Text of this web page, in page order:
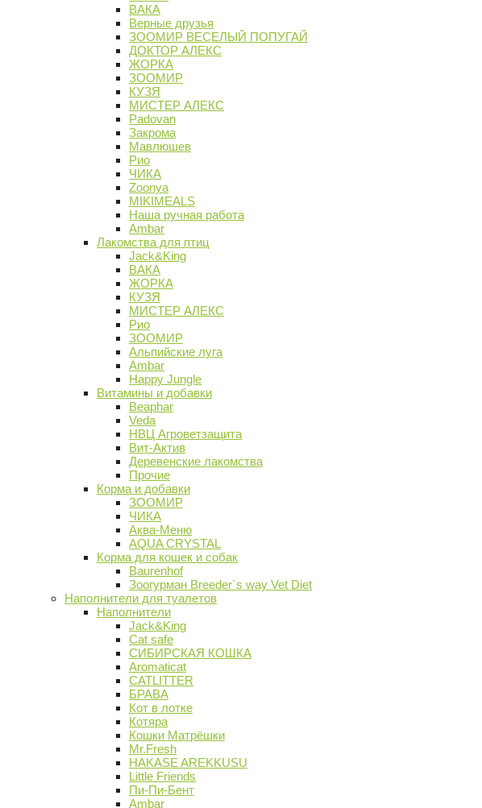
ВАКА
Верные друзья
ЗООМИР ВЕСЕЛЫЙ ПОПУГАЙ
ДОКТОР АЛЕКС
ЖОРКА
ЗООМИР
КУЗЯ
МИСТЕР АЛЕКС
Padovan
Закрома
Мавлюшев
Рио
ЧИКА
Zoonya
MIKIMEALS
Наша ручная работа
Ambar
Лакомства для птиц
Jack&King
ВАКА
ЖОРКА
КУЗЯ
МИСТЕР АЛЕКС
Рио
ЗООМИР
Альпийские луга
Ambar
Happy Jungle
Витамины и добавки
Beaphar
Veda
НВЦ Агроветзащита
Вит-Актив
Деревенские лакомства
Прочие
Корма и добавки
ЗООМИР
ЧИКА
Аква-Меню
AQUA CRYSTAL
Корма для кошек и собак
Baurenhof
Зоогурман Breeder`s way Vet Diet
Наполнители для туалетов
Наполнители
Jack&King
Cat safe
СИБИРСКАЯ КОШКА
Aromaticat
CATLITTER
БРАВА
Кот в лотке
Котяра
Кошки Матрёшки
Mr.Fresh
HAKASE AREKKUSU
Little Friends
Пи-Пи-Бент
Ambar